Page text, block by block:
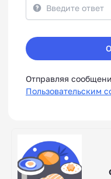
Отправляя
Пользовательским